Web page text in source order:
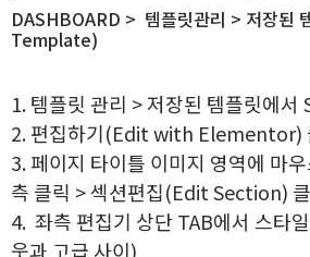
DASHBOARD > 템플릿관리 > 저장된
Template)
1. 템플릿 관리 > 저장된 템플릿에서
2. 편집하기(Edit with Elementor)
3. 페이지 타이틀 이미지 영역에 마
측 클릭 > 섹션편집(Edit Section)
4. 좌측 편집기 상단 TAB에서 스타
웃과 고급 사이)